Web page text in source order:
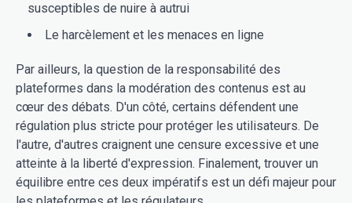
susceptibles de nuire à autrui
Le harcèlement et les menaces en ligne
Par ailleurs, la question de la responsabilité des
plateformes dans la modération des contenus est au
cœur des débats. D'un côté, certains défendent une
régulation plus stricte pour protéger les utilisateurs. De
l'autre, d'autres craignent une censure excessive et une
atteinte à la liberté d'expression. Finalement, trouver un
équilibre entre ces deux impératifs est un défi majeur pour